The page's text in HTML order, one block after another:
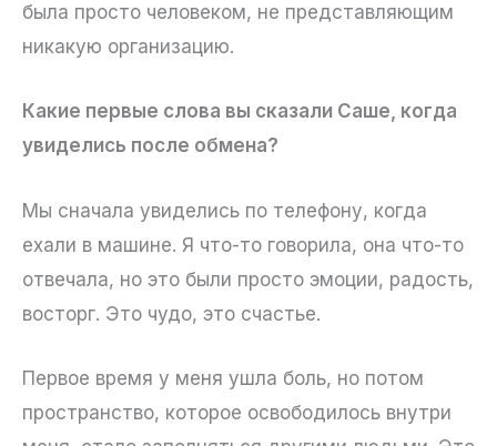
была просто человеком, не представляющим
никакую организацию.
Какие первые слова вы сказали Саше, когда
увиделись после обмена?
Мы сначала увиделись по телефону, когда
ехали в машине. Я что-то говорила, она что-то
отвечала, но это были просто эмоции, радость,
восторг. Это чудо, это счастье.
Первое время у меня ушла боль, но потом
пространство, которое освободилось внутри